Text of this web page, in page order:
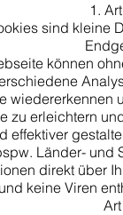
sind kleine
können
wiedererkennen
zu erleichtern
effektiver
Länder- und
direkt über
keine Viren